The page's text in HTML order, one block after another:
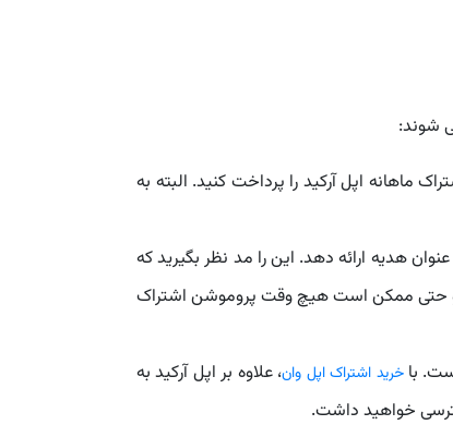
شوند:
ماهانه اپل آرکید را پرداخت کنید. البته به
هدیه ارائه دهد. این را مد نظر بگیرید که
و حتی ممکن است هیچ وقت پروموشن اشتراک
باخرید اشتراک اپل وان، علاوه بر اپل آرکید به